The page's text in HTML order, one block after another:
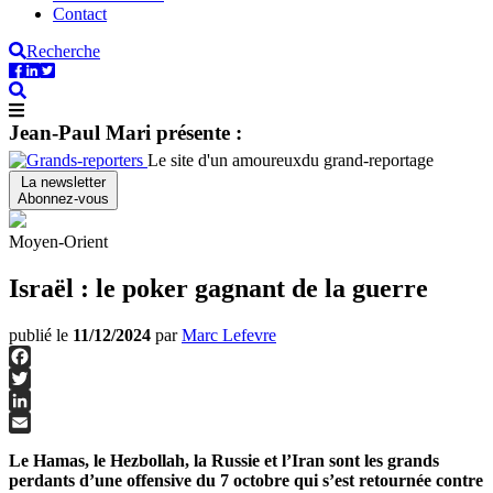
Contact
Recherche
Jean-Paul Mari présente :
Le site d'un amoureuxdu grand-reportage
La newsletter
Abonnez-vous
Moyen-Orient
Israël : le poker gagnant de la guerre
publié le 11/12/2024 parMarc Lefevre
Facebook
Twitter
LinkedIn
Le Hamas, le Hezbollah, la Russie et l’Iran sont les grands
perdants d’une offensive du 7 octobre qui s’est retournée contre